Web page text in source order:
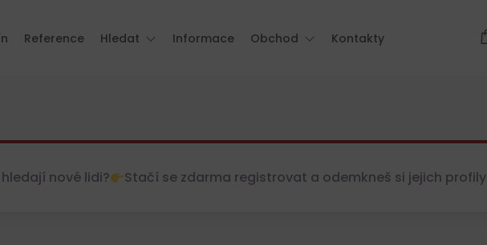
Reference Hledat Informace Obchod Kontakty
nové lidi? Stačí se zdarma registrovat a odemkneš si jejich profily